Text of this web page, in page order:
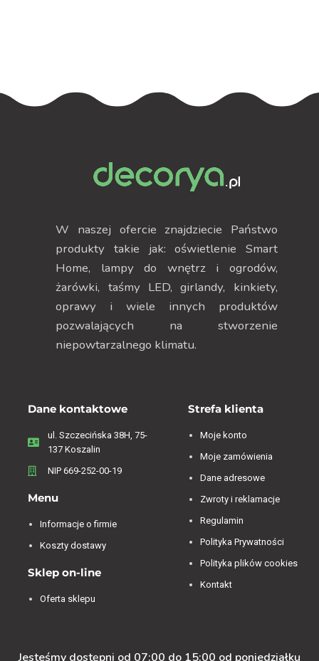
W naszej ofercie znajdziecie Państwo
produkty takie jak: oświetlenie Smart
Home, lampy do wnętrz i ogrodów,
żarówki, taśmy LED, girlandy, kinkiety,
oprawy i wiele innych produktów
pozwalających na stworzenie
niepowtarzalnego klimatu.
Dane kontaktowe
ul. Szczecińska 38H, 75-
137 Koszalin
NIP 669-252-00-19
Menu
Informacje o firmie
Koszty dostawy
Sklep on-line
Oferta sklepu
Strefa klienta
Moje konto
Moje zamówienia
Dane adresowe
Zwroty i reklamacje
Regulamin
Polityka Prywatności
Polityka plików cookies
Kontakt
Jesteśmy dostępni od 07:00 do 15:00 od poniedziałku